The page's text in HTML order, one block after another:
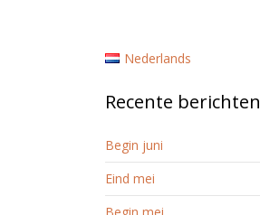
Nederlands
Recente berichten
Begin juni
Eind mei